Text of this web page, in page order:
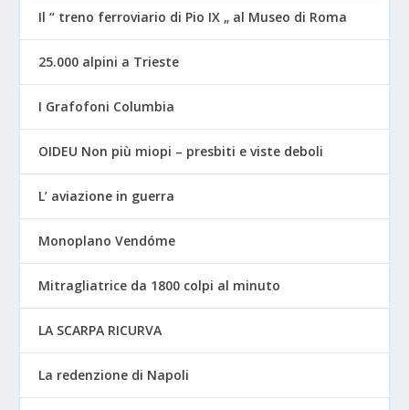
Il “ treno ferroviario di Pio IX „ al Museo di Roma
25.000 alpini a Trieste
I Grafofoni Columbia
OIDEU Non più miopi – presbiti e viste deboli
L’ aviazione in guerra
Monoplano Vendóme
Mitragliatrice da 1800 colpi al minuto
LA SCARPA RICURVA
La redenzione di Napoli